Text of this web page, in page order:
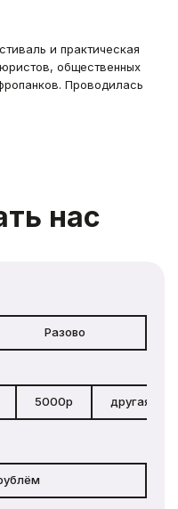
и практическая
общественных
Проводилась
нас
Разово
5000р другая